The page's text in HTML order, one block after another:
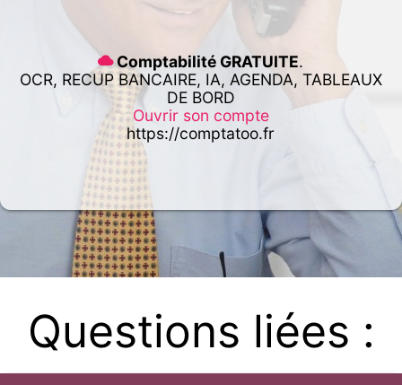
Comptabilité GRATUITE.
OCR, RECUP BANCAIRE, IA, AGENDA, TABLEAUX
DE BORD
Ouvrir son compte
https://comptatoo.fr
Questions liées :